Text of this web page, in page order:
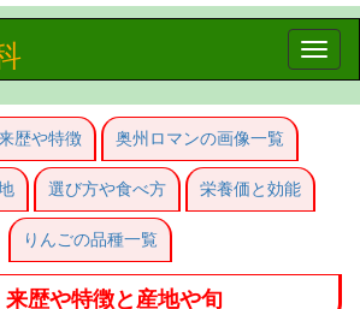
Toggle
歴や特徴 奥州ロマンの画像一覧
選び方や食べ方 栄養価と効能
りんごの品種一覧
歴や特徴と産地や旬